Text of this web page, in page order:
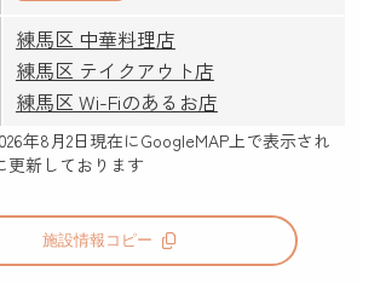
練馬区 中華料理店
練馬区 テイクアウト店
練馬区 Wi-Fiのあるお店
年8月2日現在にGoogleMAP上で表示され
更新しております
施設情報コピー